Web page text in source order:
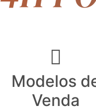
Modelos
Venda